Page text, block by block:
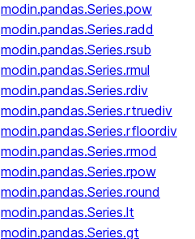
modin.pandas.Series.pow
modin.pandas.Series.radd
modin.pandas.Series.rsub
modin.pandas.Series.rmul
modin.pandas.Series.rdiv
modin.pandas.Series.rtruediv
modin.pandas.Series.rfloordiv
modin.pandas.Series.rmod
modin.pandas.Series.rpow
modin.pandas.Series.round
modin.pandas.Series.lt
modin.pandas.Series.gt